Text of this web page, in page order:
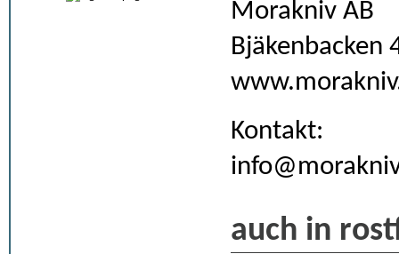
Morakniv AB
Bjäkenbacken
Kontakt:
auch in